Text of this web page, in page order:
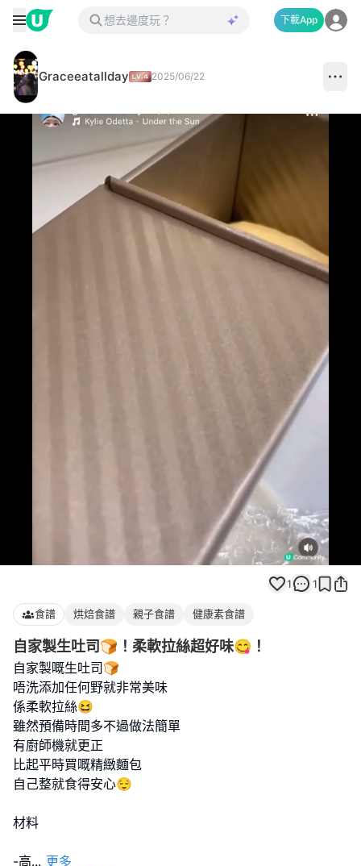
下載App
Graceeatallday 2025/06/22
100.00%
Unmute
1 1
食譜 烘焙食譜 親子食譜 健康素食譜
自家製生吐司🍞！柔軟拉絲超好味😋！
自家製嘅生吐司🍞
唔洗添加任何野就非常美味
係柔軟拉絲😆
雖然預備時間多不過做法簡單
有廚師機就更正
比起平時買嘅精緻麵包
自己整就食得安心😌
材料
-高... 更多